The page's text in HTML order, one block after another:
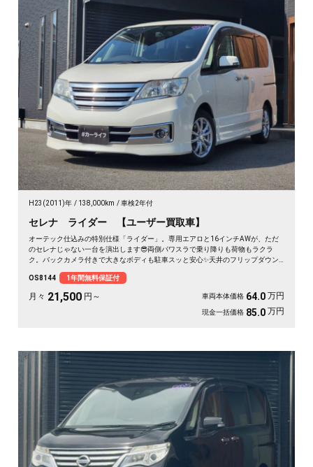
H23(2011)年 138,000km 車検2年付
セレナ ライダー 【ユーザー買取車】
オーテック仕込みの特別仕様「ライダー」。専用エアロと16インチAWが、ただ
のセレナじゃない一台を演出します😎両側パワスラで乗り降りも荷物もラクラ
ク。バックカメラ付きで大きなボディも駐車スッと安心✨天井のフリップダウン
一台で楽しさ倍増です🎵月々21500〜で手が届く特別グレード。走り出しが待ち
遠しくなる、《1年保証付》👑
OS8144 1年間無料保証付
月々 21,500 円～ 車両本体価格 64.0 万円
現金一括価格 85.0 万円